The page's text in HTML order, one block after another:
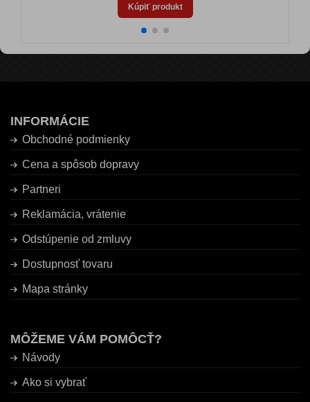
Kúpiť produkt
INFORMÁCIE
Obchodné podmienky
Cena a spôsob dopravy
Partneri
Reklamácia, vrátenie
Odstúpenie od zmluvy
Dostupnosť tovaru
Mapa stránky
MÔŽEME VÁM POMÔCŤ?
Návody
Ako si vybrať